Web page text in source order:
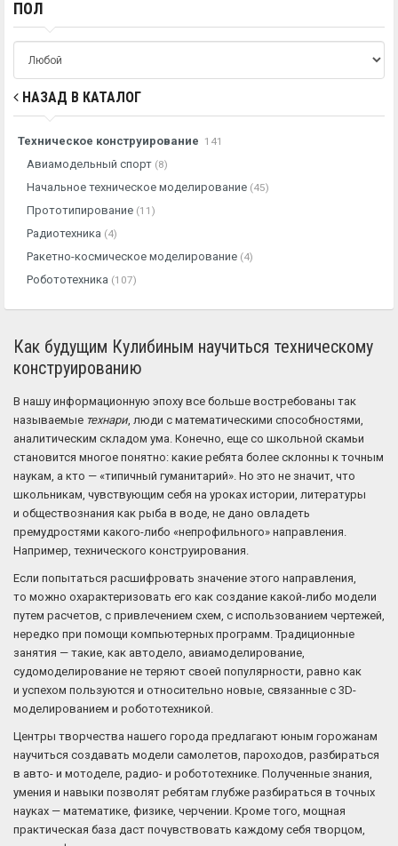
ПОЛ
НАЗАД В КАТАЛОГ
Техническое конструирование 141
Авиамодельный спорт (8)
Начальное техническое моделирование (45)
Прототипирование (11)
Радиотехника (4)
Ракетно-космическое моделирование (4)
Робототехника (107)
Как будущим Кулибиным научиться техническому
конструированию
В нашу информационную эпоху все больше востребованы так
называемые технари, люди с математическими способностями,
аналитическим складом ума. Конечно, еще со школьной скамьи
становится многое понятно: какие ребята более склонны к точным
наукам, а кто — «типичный гуманитарий». Но это не значит, что
школьникам, чувствующим себя на уроках истории, литературы
и обществознания как рыба в воде, не дано овладеть
премудростями какого-либо «непрофильного» направления.
Например, технического конструирования.
Если попытаться расшифровать значение этого направления,
то можно охарактеризовать его как создание какой-либо модели
путем расчетов, с привлечением схем, с использованием чертежей,
нередко при помощи компьютерных программ. Традиционные
занятия — такие, как автодело, авиамоделирование,
судомоделирование не теряют своей популярности, равно как
и успехом пользуются и относительно новые, связанные с 3D-
моделированием и робототехникой.
Центры творчества нашего города предлагают юным горожанам
научиться создавать модели самолетов, пароходов, разбираться
в авто- и мотоделе, радио- и робототехнике. Полученные знания,
умения и навыки позволят ребятам глубже разбираться в точных
науках — математике, физике, черчении. Кроме того, мощная
практическая база даст почувствовать каждому себя творцом,